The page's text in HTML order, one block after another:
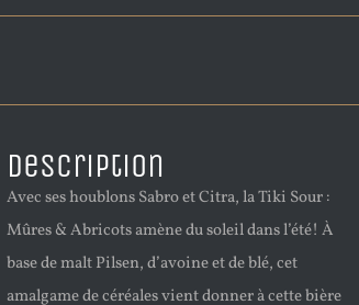
Description
Avec ses houblons Sabro et Citra, la Tiki Sour :
Mûres & Abricots amène du soleil dans l’été! À
base de malt Pilsen, d’avoine et de blé, cet
amalgame de céréales vient donner à cette bière